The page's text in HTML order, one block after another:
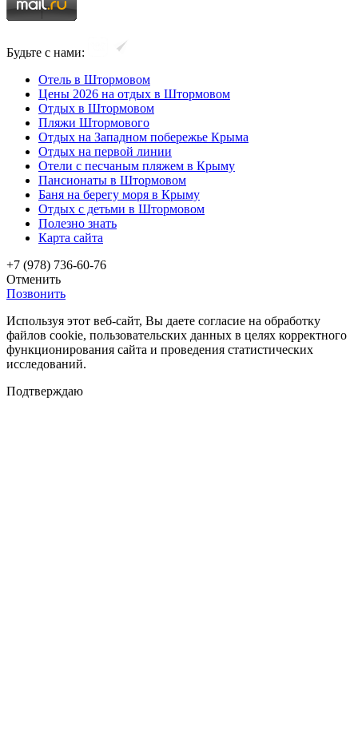
Будьте с нами:
Отель в Штормовом
Цены 2026 на отдых в Штормовом
Отдых в Штормовом
Пляжи Штормового
Отдых на Западном побережье Крыма
Отдых на первой линии
Отели с песчаным пляжем в Крыму
Пансионаты в Штормовом
Баня на берегу моря в Крыму
Отдых с детьми в Штормовом
Полезно знать
Карта сайта
+7 (978) 736-60-76
Отменить
Позвонить
Используя этот веб-сайт, Вы даете согласие на обработку
файлов cookie, пользовательских данных в целях корректного
функционирования сайта и проведения статистических
исследований.
Подтверждаю